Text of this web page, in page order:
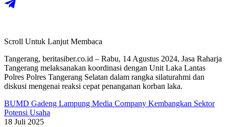
Scroll Untuk Lanjut Membaca
Tangerang, beritasiber.co.id – Rabu, 14 Agustus 2024, Jasa Raharja
Tangerang melaksanakan koordinasi dengan Unit Laka Lantas
Polres Polres Tangerang Selatan dalam rangka silaturahmi dan
diskusi mengenai reaksi cepat penanganan korban laka.
BUMD Gadeng Lampung Media Company Kembangkan Sektor
Potensi Usaha
18 Juli 2025